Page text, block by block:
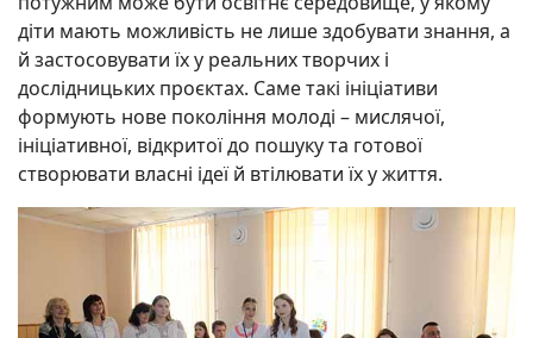
діти мають можливість не лише здобувати знання, а
й застосовувати їх у реальних творчих і
дослідницьких проєктах. Саме такі ініціативи
формують нове покоління молоді – мислячої,
ініціативної, відкритої до пошуку та готової
створювати власні ідеї й втілювати їх у життя.